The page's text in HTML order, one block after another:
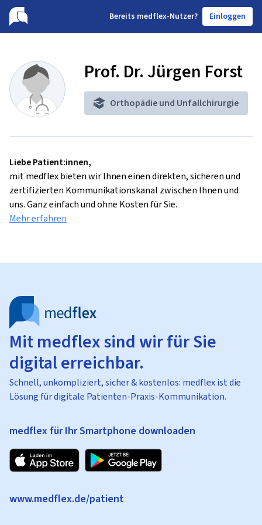
Bereits medflex-Nutzer? Einloggen
Prof. Dr. Jürgen Forst
Orthopädie und Unfallchirurgie
Liebe Patient:innen,
mit medflex bieten wir Ihnen einen direkten, sicheren und
zertifizierten Kommunikationskanal zwischen Ihnen und
uns. Ganz einfach und ohne Kosten für Sie.
Mehr erfahren
Mit medflex sind wir für Sie
digital erreichbar.
Schnell, unkompliziert, sicher & kostenlos: medflex ist die
Lösung für digitale Patienten-Praxis-Kommunikation.
medflex für Ihr Smartphone downloaden
www.medflex.de/patient